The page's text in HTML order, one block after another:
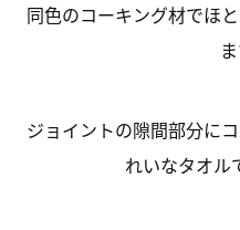
同色のコーキング材でほ
ジョイントの隙間部分に
れいなタオル